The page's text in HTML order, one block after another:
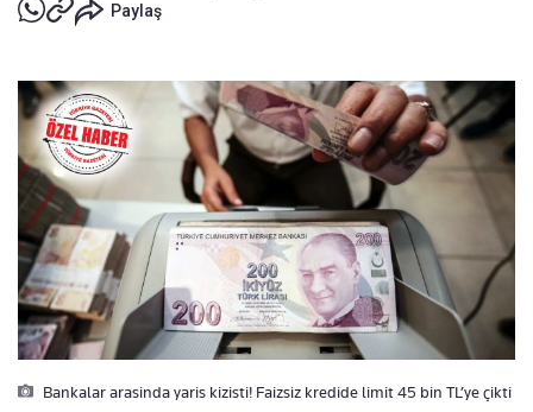
Paylaş
Bankalar arasinda yaris kizisti! Faizsiz kredide limit 45 bin TL’ye çikti